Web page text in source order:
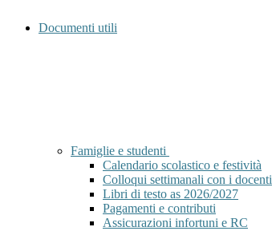
Documenti utili
Famiglie e studenti
Calendario scolastico e festività
Colloqui settimanali con i docenti
Libri di testo as 2026/2027
Pagamenti e contributi
Assicurazioni infortuni e RC